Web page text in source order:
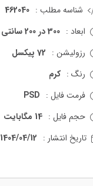
شناسه مطلب : 462040
ابعاد : 300 در 200 سانتی متر
رزولیشن : 72 پیکسل
رنگ : کرم
فرمت فایل : PSD
حجم فایل : 14 مگابایت
تاریخ انتشار : 1404/04/12